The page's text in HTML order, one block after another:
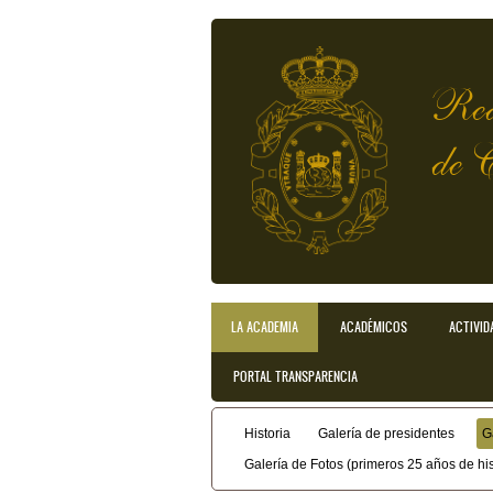
de
Menú principal
LA ACADEMIA ACADÉMICOS
PORTAL TRANSPARENCIA
Historia Galería de presidentes
Galería de Fotos (primeros 25 años de